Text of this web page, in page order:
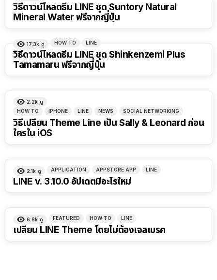
วิธีดาวน์โหลดธีม LINE ชุด Suntory Natural
Mineral Water ฟรีจากญี่ปุ่น
17.3k ดู HOW TO LINE
วิธีดาวน์โหลดธีม LINE ชุด Shinkenzemi Plus
Tamamaru ฟรีจากญี่ปุ่น
2.2k ดู
HOW TO
IPHONE LINE NEWS SOCIAL NETWORKING
วิธีเปลี่ยน Theme Line เป็น Sally & Leonard ก่อน
ใครใน iOS
2.1k ดู APPLICATION APPSTORE APP LINE
LINE v. 3.10.0 อัปเดตมีอะไรใหม่
6.8k ดู FEATURED HOW TO LINE
เปลี่ยน LINE Theme โดยไม่ต้องเจลเบรค